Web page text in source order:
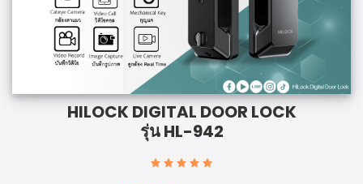
HILOCK DIGITAL DOOR LOCK
รุ่น HL-942